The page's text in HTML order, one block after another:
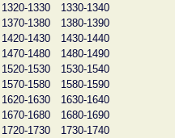
1320-1330
1330-1340
1370-1380
1380-1390
1420-1430
1430-1440
1470-1480
1480-1490
1520-1530
1530-1540
1570-1580
1580-1590
1620-1630
1630-1640
1670-1680
1680-1690
1720-1730
1730-1740